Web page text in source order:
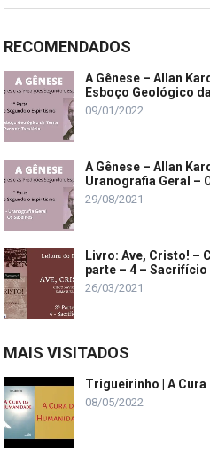
RECOMENDADOS
A Gênese – Allan
Esboço Geológico
09/01/2022
A Gênese – Allan
Uranografia Geral –
29/08/2021
Livro: Ave, Cristo! –
parte – 4 – Sacrifício
26/03/2021
MAIS VISITADOS
Trigueirinho | A
08/05/2022